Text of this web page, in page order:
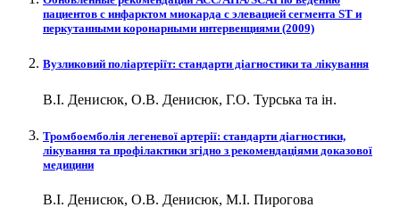
пациентов с инфарктом миокарда с элевацией сегмента ST и
перкутанными коронарными интервенциями (2009)
Вузликовий поліартеріїт: стандарти діагностики та лікування
В.І. Денисюк, О.В. Денисюк, Г.О. Турська та ін.
Тромбоемболія легеневої артерії: стандарти діагностики,
лікування та профілактики згідно з рекомендаціями доказової
медицини
В.І. Денисюк, О.В. Денисюк, М.І. Пирогова